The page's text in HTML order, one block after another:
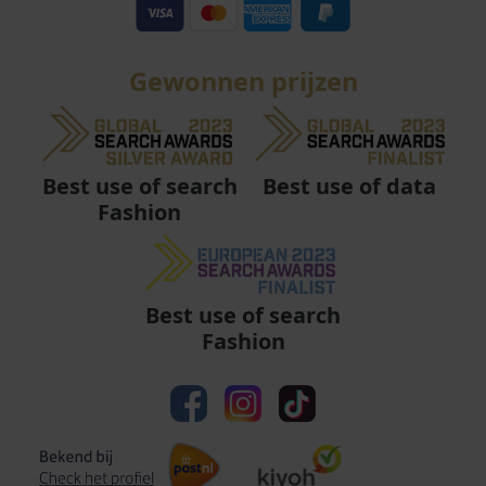
Gewonnen prijzen
Best use of search
Fashion
Best use of data
Best use of search
Fashion